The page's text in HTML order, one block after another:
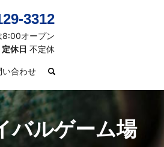
3312
8:00オープン
定休日 不定休
い合わせ search
バルゲーム場